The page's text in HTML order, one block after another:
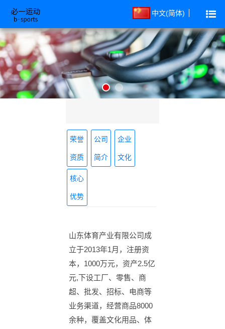
中文(简体)
荣誉
资质
公司
简介
企业
文化
核心
优势
山东体育产业有限公司成
立于2013年1月，注册资
本，1000万元，资产2.5亿
元,下设工厂、零售、商
超、批发、招标、电商等
业务渠道，经营商品8000
余种，覆盖文化用品、体